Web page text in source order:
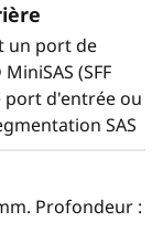
la
pour traiter
boîtier
2,5
jusqu'à 8
un port de
(SFF
port d'entrée ou
SAS
Profondeur :